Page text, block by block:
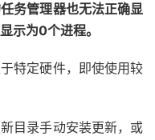
务管理器也无法正确显
示为0个进程。
特定硬件，即使使用较
目录手动安装更新，或